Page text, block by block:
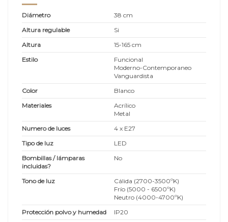
Diámetro
38 cm
Altura regulable
Si
Altura
15-165 cm
Estilo
Funcional
Moderno-Contemporaneo
Vanguardista
Color
Blanco
Materiales
Acrílico
Metal
Numero de luces
4 x E27
Tipo de luz
LED
Bombillas / lámparas
incluidas?
No
Tono de luz
Cálida (2700-3500ºK)
Frío (5000 - 6500ºK)
Neutro (4000-4700ºK)
Protección polvo y humedad
IP20